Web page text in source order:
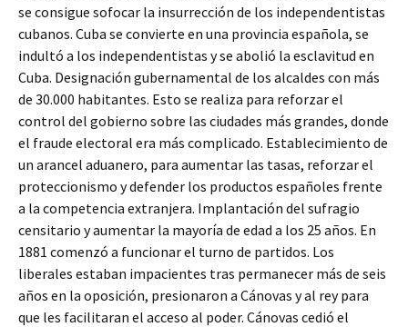
se consigue sofocar la insurrección de los independentistas
cubanos. Cuba se convierte en una provincia española, se
indultó a los independentistas y se abolió la esclavitud en
Cuba. Designación gubernamental de los alcaldes con más
de 30.000 habitantes. Esto se realiza para reforzar el
control del gobierno sobre las ciudades más grandes, donde
el fraude electoral era más complicado. Establecimiento de
un arancel aduanero, para aumentar las tasas, reforzar el
proteccionismo y defender los productos españoles frente
a la competencia extranjera. Implantación del sufragio
censitario y aumentar la mayoría de edad a los 25 años. En
1881 comenzó a funcionar el turno de partidos. Los
liberales estaban impacientes tras permanecer más de seis
años en la oposición, presionaron a Cánovas y al rey para
que les facilitaran el acceso al poder. Cánovas cedió el